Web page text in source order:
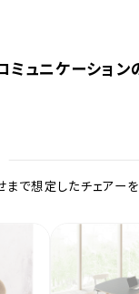
ュニケーション
で想定したチェアーを